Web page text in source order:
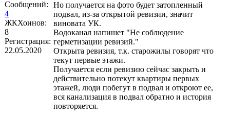
Сообщений:
4
ЖКХоинов:
8
Регистрация:
22.05.2020
Но получается на фото будет затопленный
подвал, из-за открытой ревизии, значит
виновата УК.
Водоканал напишет "Не соблюдение
герметизации ревизий."
Открыта ревизия, т.к. старожилы говорят что
текут первые этажи.
Получается если ревизию сейчас закрыть и
действительно потекут квартиры первых
этажей, люди побегут в подвал и откроют ее,
вся канализация в подвал обратно и история
повторяется.